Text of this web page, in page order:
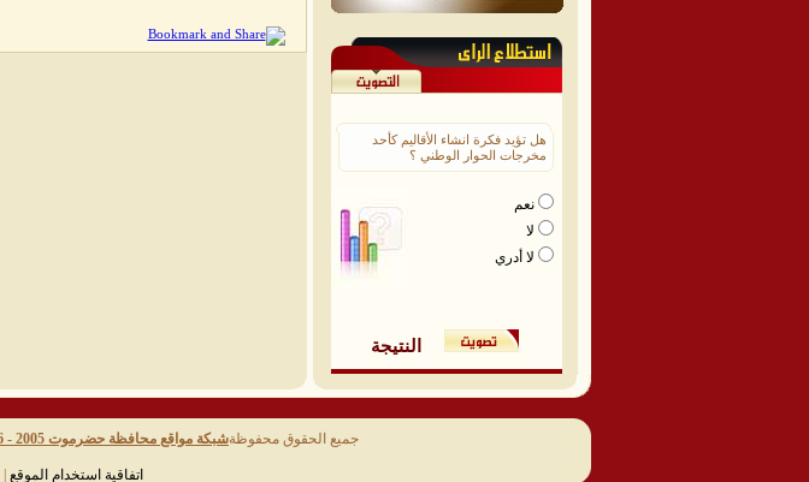
هل تؤيد فكرة انشاء الأقاليم كأحد
مخرجات الحوار الوطني ؟
نعم
لا
لا أدري
النتيجة
جميع الحقوق محفوظةشبكة مواقع محافظة حضرموت 2005 - 2026
اتفاقية استخدام الموقع